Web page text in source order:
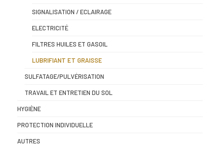
SIGNALISATION / ECLAIRAGE
ELECTRICITÉ
FILTRES HUILES ET GASOIL
LUBRIFIANT ET GRAISSE
SULFATAGE/PULVÉRISATION
TRAVAIL ET ENTRETIEN DU SOL
HYGIÈNE
PROTECTION INDIVIDUELLE
AUTRES